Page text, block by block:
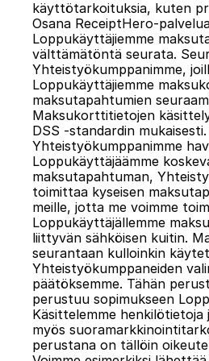
käyttötarkoituksia, kuten
Osana ReceiptHero-
Loppukäyttäjiemme
välttämätöntä seurata.
Yhteistyökumppanimme,
Loppukäyttäjiemme
maksutapahtumien
Maksukorttitietojen
DSS -standardin
Yhteistyökumppanimme
Loppukäyttäjäämme
maksutapahtuman,
toimittaa kyseisen
meille, jotta me voimme
Loppukäyttäjällemme
liittyvän sähköisen kuitin.
seurantaan kulloinkin
Yhteistyökumppaneiden
päätöksemme. Tähän
perustuu sopimukseen
Käsittelemme henkilötietoja
myös
perustana on tällöin